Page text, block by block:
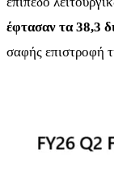
έφτασαν τα 38,3
σαφής επιστροφή